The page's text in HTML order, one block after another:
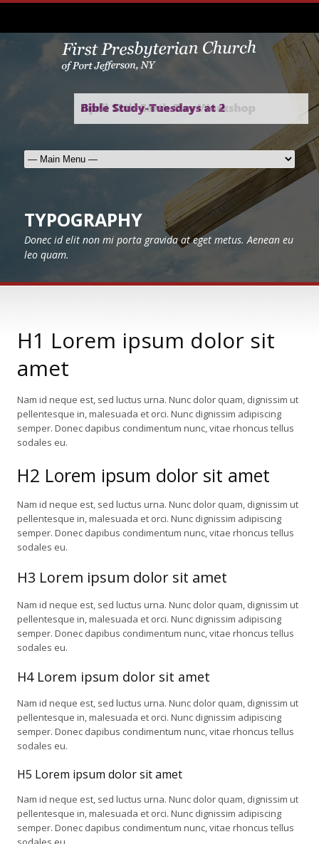
TYPOGRAPHY
Donec id elit non mi porta gravida at eget metus. Aenean eu
leo quam.
H1 Lorem ipsum dolor sit
amet
Nam id neque est, sed luctus urna. Nunc dolor quam, dignissim ut
pellentesque in, malesuada et orci. Nunc dignissim adipiscing
semper. Donec dapibus condimentum nunc, vitae rhoncus tellus
sodales eu.
H2 Lorem ipsum dolor sit amet
Nam id neque est, sed luctus urna. Nunc dolor quam, dignissim ut
pellentesque in, malesuada et orci. Nunc dignissim adipiscing
semper. Donec dapibus condimentum nunc, vitae rhoncus tellus
sodales eu.
H3 Lorem ipsum dolor sit amet
Nam id neque est, sed luctus urna. Nunc dolor quam, dignissim ut
pellentesque in, malesuada et orci. Nunc dignissim adipiscing
semper. Donec dapibus condimentum nunc, vitae rhoncus tellus
sodales eu.
H4 Lorem ipsum dolor sit amet
Nam id neque est, sed luctus urna. Nunc dolor quam, dignissim ut
pellentesque in, malesuada et orci. Nunc dignissim adipiscing
semper. Donec dapibus condimentum nunc, vitae rhoncus tellus
sodales eu.
H5 Lorem ipsum dolor sit amet
Nam id neque est, sed luctus urna. Nunc dolor quam, dignissim ut
pellentesque in, malesuada et orci. Nunc dignissim adipiscing
semper. Donec dapibus condimentum nunc, vitae rhoncus tellus